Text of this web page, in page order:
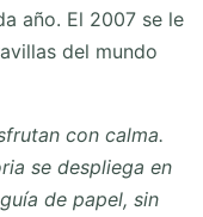
año. El 2007 se le
del mundo
con calma.
se despliega en
de papel, sin